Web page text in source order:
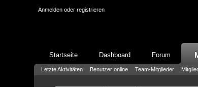
Anmelden oder registrieren
Startseite Dashboard Forum
Letzte Aktivitäten Benutzer online Team-Mitglieder